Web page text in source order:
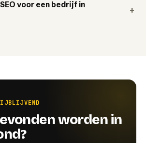
voor een bedrijf in
+
worden in